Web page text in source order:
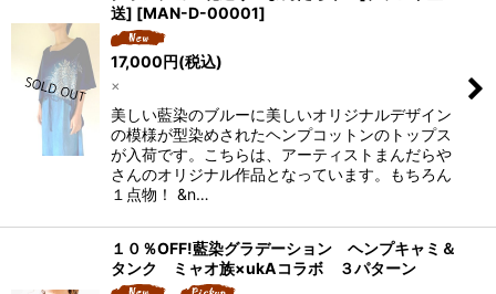
送] [MAN-D-00001]
17,000円(税込)
×
美しい藍染のブルーに美しいオリジナルデザイン
の模様が型染めされたヘンプコットンのトップス
が入荷です。こちらは、アーティストまんだらや
さんのオリジナル作品となっています。もちろん
１点物！ &n…
１０％OFF!藍染グラデーション ヘンプキャミ＆
タンク ミャオ族×ukAコラボ ３パターン